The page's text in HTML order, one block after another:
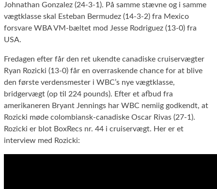
Johnathan Gonzalez (24-3-1). På samme stævne og i samme
vægtklasse skal Esteban Bermudez (14-3-2) fra Mexico
forsvare WBA VM-bæltet mod Jesse Rodriguez (13-0) fra
USA.
Fredagen efter får den ret ukendte canadiske cruiservægter
Ryan Rozicki (13-0) får en overraskende chance for at blive
den første verdensmester i WBC’s nye vægtklasse,
bridgervægt (op til 224 pounds). Efter et afbud fra
amerikaneren Bryant Jennings har WBC nemiig godkendt, at
Rozicki møde colombiansk-canadiske Oscar Rivas (27-1).
Rozicki er blot BoxRecs nr. 44 i cruiservægt. Her er et
interview med Rozicki: